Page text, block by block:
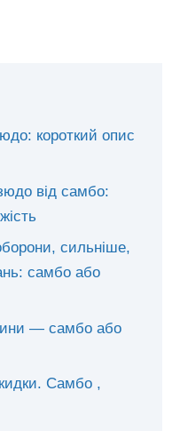
короткий опис
від самбо:
сильніше,
самбо або
— самбо або
кидки. Самбо ,